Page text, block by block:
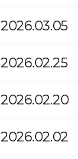
2026.03.05
2026.02.25
2026.02.20
2026.02.02